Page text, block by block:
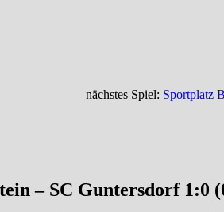
nächstes Spiel: Sportplatz
– SC Guntersdorf 1:0